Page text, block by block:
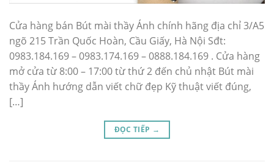
Cửa hàng bán Bút mài thầy Ánh chính hãng địa chỉ 3/A5
ngõ 215 Trần Quốc Hoàn, Cầu Giấy, Hà Nội Sđt:
0983.184.169 – 0983.174.169 – 0888.184.169 . Cửa hàng
mở cửa từ 8:00 – 17:00 từ thứ 2 đến chủ nhật Bút mài
thầy Ánh hướng dẫn viết chữ đẹp Kỹ thuật viết đúng,
[…]
ĐỌC TIẾP →